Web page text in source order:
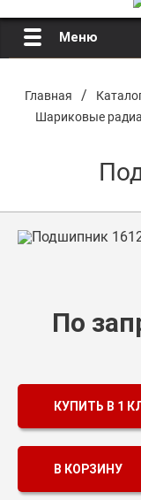
Меню
О компании
Подшипники в
Смазка
Контакты
Главная /
Шариковые
По
КУПИТЬ В 1
В КОРЗИНУ